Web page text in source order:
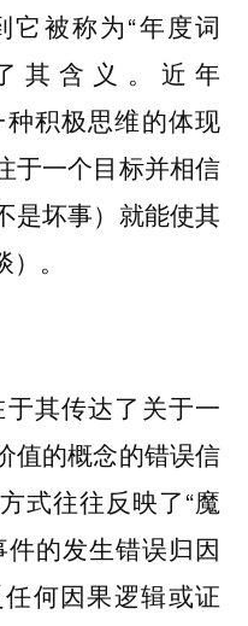
被称为“年度词
其含义。近年
种积极思维的体现
于一个目标并相信
是坏事）就能使其
。
于其传达了关于一
值的概念的错误信
式往往反映了“魔
的发生错误归因
何因果逻辑或证